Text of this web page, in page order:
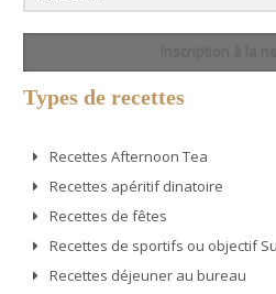
Types de recettes
Recettes Afternoon Tea
Recettes apéritif dinatoire
Recettes de fêtes
Recettes de sportifs ou objectif
Recettes déjeuner au bureau